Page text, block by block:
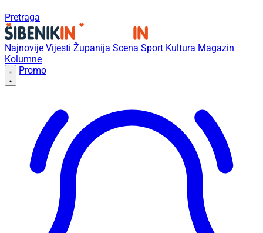
Pretraga
Najnovije Vijesti Županija Scena Sport Kultura Magazin
Kolumne
Promo